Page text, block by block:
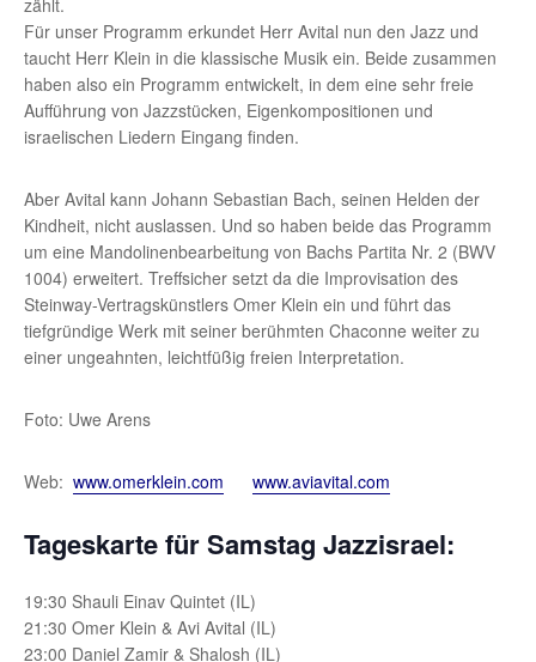
Für unser Programm erkundet Herr Avital nun den Jazz und
taucht Herr Klein in die klassische Musik ein. Beide zusammen
haben also ein Programm entwickelt, in dem eine sehr freie
Aufführung von Jazzstücken, Eigenkompositionen und
israelischen Liedern Eingang finden.
Aber Avital kann Johann Sebastian Bach, seinen Helden der
Kindheit, nicht auslassen. Und so haben beide das Programm
um eine Mandolinenbearbeitung von Bachs Partita Nr. 2 (BWV
1004) erweitert. Treffsicher setzt da die Improvisation des
Steinway-Vertragskünstlers Omer Klein ein und führt das
tiefgründige Werk mit seiner berühmten Chaconne weiter zu
einer ungeahnten, leichtfüßig freien Interpretation.
Foto: Uwe Arens
Web: www.omerklein.com www.aviavital.com
Tageskarte für Samstag Jazzisrael:
19:30 Shauli Einav Quintet (IL)
21:30 Omer Klein & Avi Avital (IL)
23:00 Daniel Zamir & Shalosh (IL)